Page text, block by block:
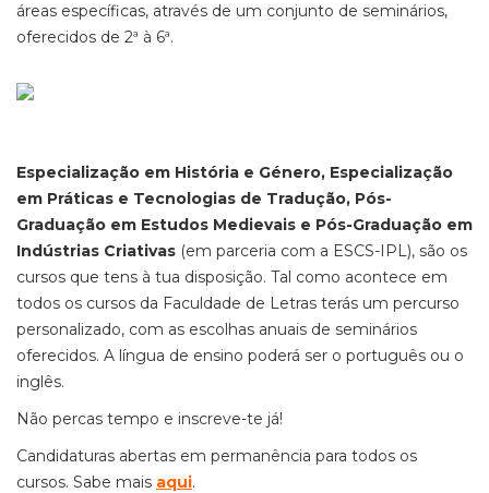
áreas específicas, através de um conjunto de seminários,
oferecidos de 2ª à 6ª.
Especialização em História e Género, Especialização
em Práticas e Tecnologias de Tradução, Pós-
Graduação em Estudos Medievais e Pós-Graduação em
Indústrias Criativas (em parceria com a ESCS-IPL), são os
cursos que tens à tua disposição. Tal como acontece em
todos os cursos da Faculdade de Letras terás um percurso
personalizado, com as escolhas anuais de seminários
oferecidos. A língua de ensino poderá ser o português ou o
inglês.
Não percas tempo e inscreve-te já!
Candidaturas abertas em permanência para todos os
cursos. Sabe mais aqui.